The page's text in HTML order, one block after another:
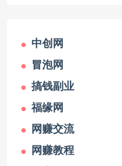
中创网
冒泡网
搞钱副业
福缘网
网赚交流
网赚教程